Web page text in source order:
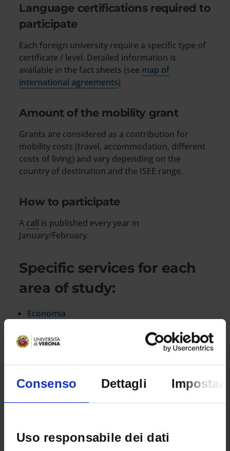
Consenso Dettagli
Uso responsabile dei dati
Language certifications required to
participate
Each foreign university require a specific type of
certificate / level. Detailed information is
available in the fact sheets (see map of
international agreements)
Amount of the mobility grant
Grants are considered as a contribution for
mobility costs (travel, accommodation, different
costs of living) and vary depending on the
country of destination and the ISEE range.
How to participate
A call is published every year in
January/February.
Specific services for each
area of study:
Economia
Giurisprudenza
Medicina e Chirurgia
Scienze e Ingegneria